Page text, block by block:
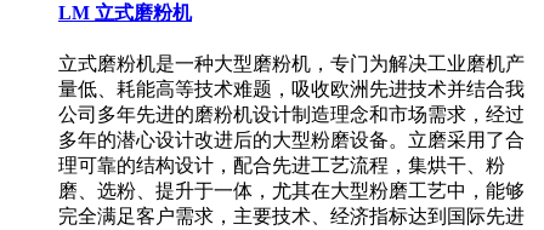
LM 立式磨粉机
立式磨粉机是一种大型磨粉机，专门为解决工业磨机产
量低、耗能高等技术难题，吸收欧洲先进技术并结合我
公司多年先进的磨粉机设计制造理念和市场需求，经过
多年的潜心设计改进后的大型粉磨设备。立磨采用了合
理可靠的结构设计，配合先进工艺流程，集烘干、粉
磨、选粉、提升于一体，尤其在大型粉磨工艺中，能够
完全满足客户需求，主要技术、经济指标达到国际先进